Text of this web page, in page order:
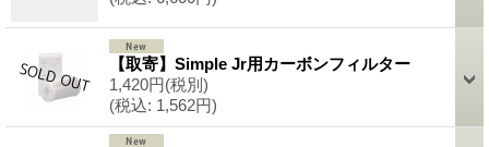
【取寄】Simple Jr用カーボンフィルター
1,420円(税別)
(税込: 1,562円)